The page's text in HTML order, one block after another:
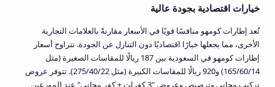
خيارات اقتصادية بجودة عالية
تُعد إطارات كومهو منافسًا قويًا في الأسعار مقارنةً بالعلامات التجارية
الأخرى، مما يجعلها خيارًا اقتصاديًا دون التنازل عن الجودة. تتراوح أسعار
إطارات كومهو في السعودية بين 187 ريالًا للمقاسات الصغيرة (مثل
165/60/14) و920 ريالًا للمقاسات الكبيرة (مثل 275/40/22). تتوفر عروض
تركيب مجاني وترصيص وعروض "3 كفرات + كفر مجاني" عند الموزعين